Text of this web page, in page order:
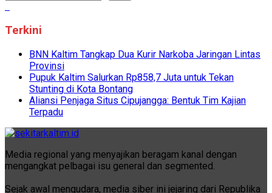
Terkini
BNN Kaltim Tangkap Dua Kurir Narkoba Jaringan Lintas
Provinsi
Pupuk Kaltim Salurkan Rp858,7 Juta untuk Tekan
Stunting di Kota Bontang
Aliansi Penjaga Situs Cipujangga: Bentuk Tim Kajian
Terpadu
Media regional yang menyajikan beragam kanal dengan
mengangkat pelbagai isu general dan segmented.
Sejak awal mengudara, media siber ini jejaring dari Republika